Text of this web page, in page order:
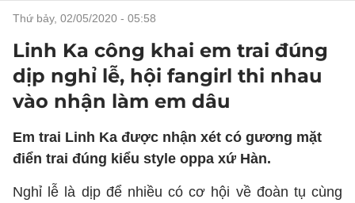
thứ bảy, 02/05/2020 - 05:58
Linh Ka công khai em trai đúng
dịp nghỉ lễ, hội fangirl thi nhau
vào nhận làm em dâu
Em trai Linh Ka được nhận xét có gương mặt
điển trai đúng kiểu style oppa xứ Hàn.
Nghỉ lễ là dịp để nhiều có cơ hội về đoàn tụ cùng